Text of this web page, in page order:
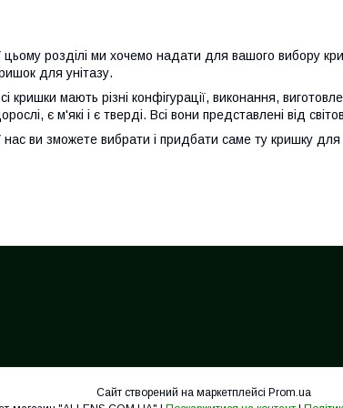
цьому розділі ми хочемо надати для вашого вибору
для унітазу.
кришки мають різні конфігурації, виконання,
є м'які і є тверді. Всі вони представлені від
нас ви зможете вибрати і придбати саме ту кришку для
Сайт створений на маркетплейсі Prom.ua